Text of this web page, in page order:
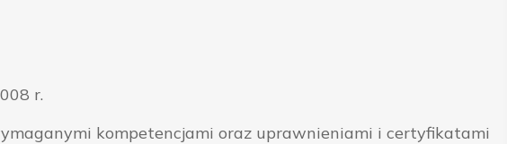
r.
kompetencjami oraz uprawnieniami i certyfikatami